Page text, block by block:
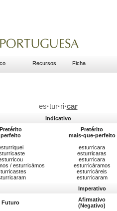
Recursos Ficha
es·tur·ri·car
Indicativo
Pretérito
perfeito
Pretérito
mais-que-perfeito
/ esturricámos
esturricara
esturricaras
esturricara
esturricáramos
esturricáreis
esturricaram
Imperativo
Futuro
Afirmativo
(Negativo)